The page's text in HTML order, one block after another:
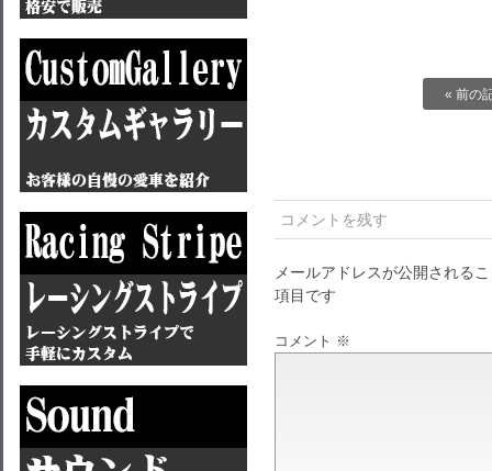
« 前の
コメントを残す
メールアドレスが公開される
項目です
コメント ※